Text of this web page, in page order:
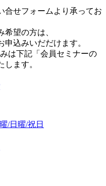
合せフォームより承ってお
望の方は、
申込みいだだけます。
は下記「会員セミナーの
ます。
/日曜/祝日